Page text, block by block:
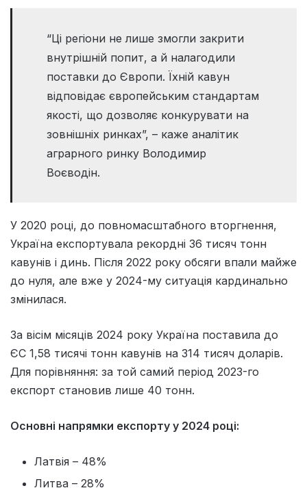
“Ці регіони не лише змогли закрити
внутрішній попит, а й налагодили
поставки до Європи. Їхній кавун
відповідає європейським стандартам
якості, що дозволяє конкурувати на
зовнішніх ринках”, – каже аналітик
аграрного ринку Володимир
Воєводін.
У 2020 році, до повномасштабного вторгнення,
Україна експортувала рекордні 36 тисяч тонн
кавунів і динь. Після 2022 року обсяги впали майже
до нуля, але вже у 2024-му ситуація кардинально
змінилася.
За вісім місяців 2024 року Україна поставила до
ЄС 1,58 тисячі тонн кавунів на 314 тисяч доларів.
Для порівняння: за той самий період 2023-го
експорт становив лише 40 тонн.
Основні напрямки експорту у 2024 році:
Латвія – 48%
Литва – 28%